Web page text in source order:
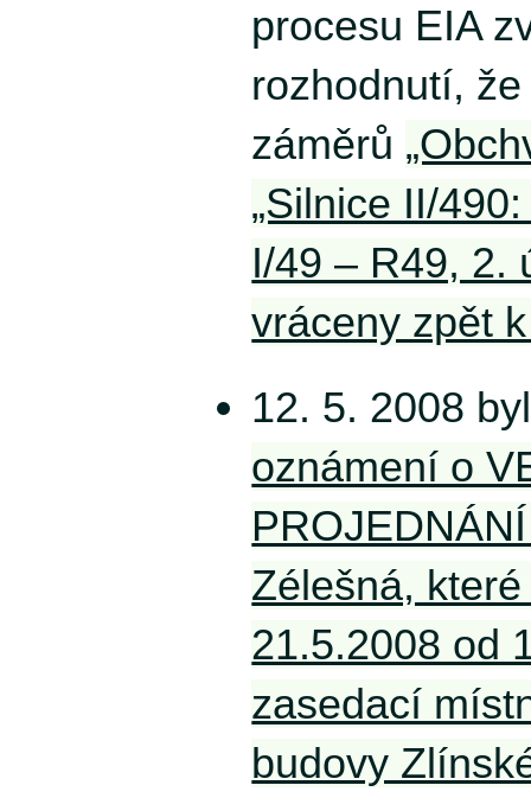
procesu EIA
rozhodnutí,
záměrů
„Silnice II/
I/49 – R49, 2.
vráceny zpět
12. 5. 2008
oznámení o
Zélešná,
21.5.2008 od
zasedací
budovy